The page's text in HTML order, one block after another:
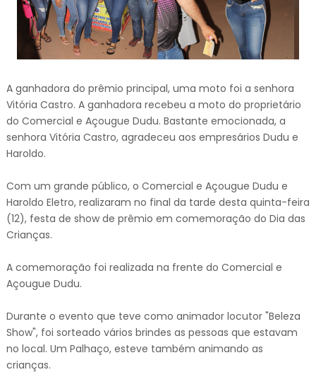
A ganhadora do prêmio principal, uma moto foi a senhora
Vitória Castro. A ganhadora recebeu a moto do proprietário
do Comercial e Açougue Dudu. Bastante emocionada, a
senhora Vitória Castro, agradeceu aos empresários Dudu e
Haroldo.
Com um grande público, o Comercial e Açougue Dudu e
Haroldo Eletro, realizaram no final da tarde desta quinta-feira
(12), festa de show de prêmio em comemoração do Dia das
Crianças.
A comemoração foi realizada na frente do Comercial e
Açougue Dudu.
Durante o evento que teve como animador locutor "Beleza
Show", foi sorteado vários brindes as pessoas que estavam
no local. Um Palhaço, esteve também animando as
crianças.